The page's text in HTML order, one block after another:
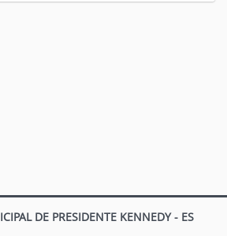
DE PRESIDENTE KENNEDY - ES